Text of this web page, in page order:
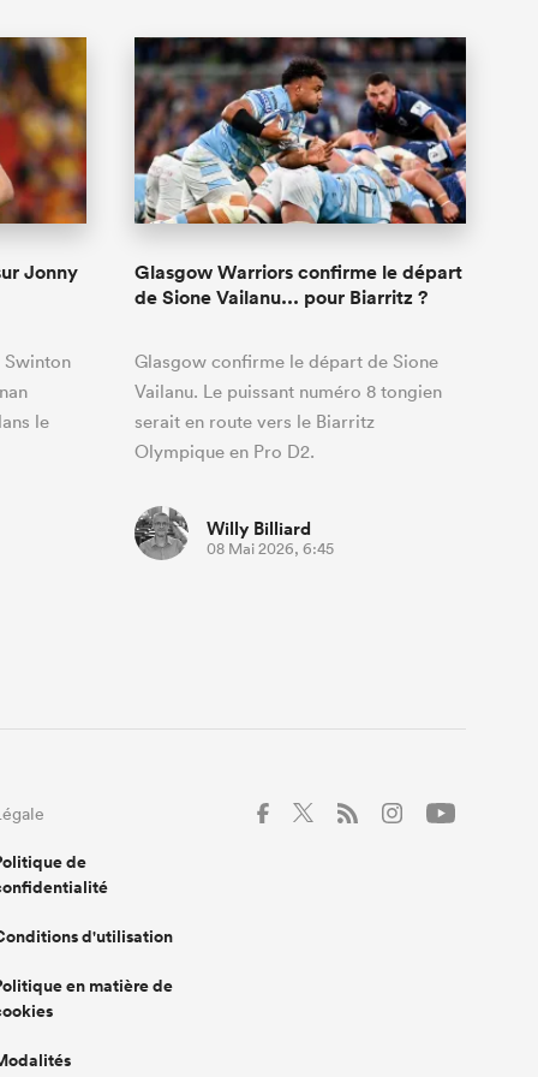
Jonny
Swinton
le
Glasgow Warriors confirme le départ
de Sione Vailanu... pour Biarritz ?
Glasgow confirme le départ de Sione
Vailanu. Le puissant numéro 8 tongien
serait en route vers le Biarritz
Olympique en Pro D2.
Willy Billiard
08 Mai 2026, 6:45
de
d'utilisation
en matière de